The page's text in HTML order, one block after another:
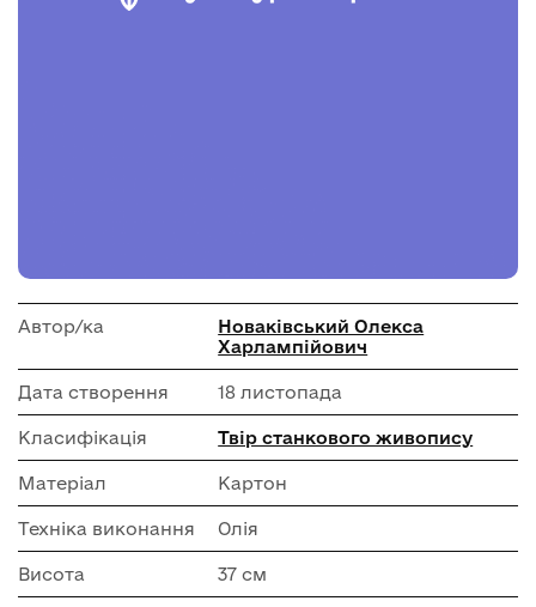
Автор/ка
Новаківський Олекса
Харлампійович
Дата створення 18 листопада
Класифікація Твір станкового живопису
Матеріал Картон
Техніка виконання Олія
Висота 37 см